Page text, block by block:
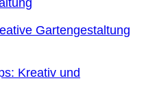
Gartengestaltung